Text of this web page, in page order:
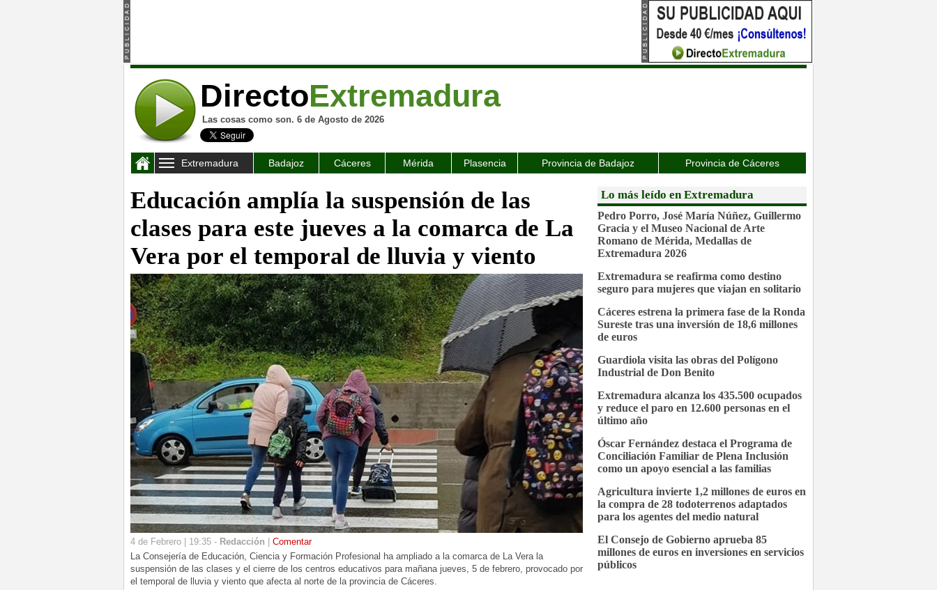
DirectoExtremadura
Las cosas como son. 6 de Agosto de 2026
Extremadura Badajoz Cáceres Mérida Plasencia Provincia de Badajoz Provincia de Cáceres
Educación amplía la suspensión de las
clases para este jueves a la comarca de La
Vera por el temporal de lluvia y viento
4 de Febrero | 19:35 - Redacción
Comentar
La Consejería de Educación, Ciencia y Formación Profesional ha ampliado a la comarca de La Vera la
suspensión de las clases y el cierre de los centros educativos para mañana jueves, 5 de febrero, provocado por
el temporal de lluvia y viento que afecta al norte de la provincia de Cáceres.
Lo más leído en Extremadura
Pedro Porro, José María Núñez, Guillermo
Gracia y el Museo Nacional de Arte
Romano de Mérida, Medallas de
Extremadura 2026
Extremadura se reafirma como destino
seguro para mujeres que viajan en solitario
Cáceres estrena la primera fase de la Ronda
Sureste tras una inversión de 18,6 millones
de euros
Guardiola visita las obras del Polígono
Industrial de Don Benito
Extremadura alcanza los 435.500 ocupados
y reduce el paro en 12.600 personas en el
último año
Óscar Fernández destaca el Programa de
Conciliación Familiar de Plena Inclusión
como un apoyo esencial a las familias
Agricultura invierte 1,2 millones de euros en
la compra de 28 todoterrenos adaptados
para los agentes del medio natural
El Consejo de Gobierno aprueba 85
millones de euros en inversiones en servicios
públicos